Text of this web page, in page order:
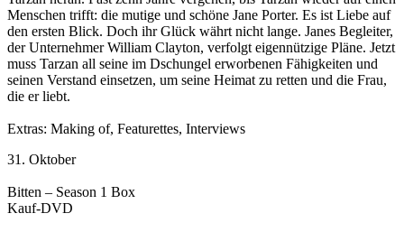
Menschen trifft: die mutige und schöne Jane Porter. Es ist Liebe auf
den ersten Blick. Doch ihr Glück währt nicht lange. Janes Begleiter,
der Unternehmer William Clayton, verfolgt eigennützige Pläne. Jetzt
muss Tarzan all seine im Dschungel erworbenen Fähigkeiten und
seinen Verstand einsetzen, um seine Heimat zu retten und die Frau,
die er liebt.
Extras: Making of, Featurettes, Interviews
31. Oktober
Bitten – Season 1 Box
Kauf-DVD